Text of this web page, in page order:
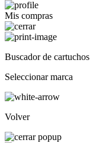
Mis compras
Buscador de cartuchos
Seleccionar marca
Volver